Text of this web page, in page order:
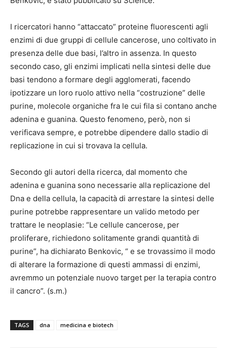
I ricercatori hanno “attaccato” proteine fluorescenti agli
enzimi di due gruppi di cellule cancerose, uno coltivato in
presenza delle due basi, l’altro in assenza. In questo
secondo caso, gli enzimi implicati nella sintesi delle due
basi tendono a formare degli agglomerati, facendo
ipotizzare un loro ruolo attivo nella “costruzione” delle
purine, molecole organiche fra le cui fila si contano anche
adenina e guanina. Questo fenomeno, però, non si
verificava sempre, e potrebbe dipendere dallo stadio di
replicazione in cui si trovava la cellula.
Secondo gli autori della ricerca, dal momento che
adenina e guanina sono necessarie alla replicazione del
Dna e della cellula, la capacità di arrestare la sintesi delle
purine potrebbe rappresentare un valido metodo per
trattare le neoplasie: “Le cellule cancerose, per
proliferare, richiedono solitamente grandi quantità di
purine”, ha dichiarato Benkovic, “ e se trovassimo il modo
di alterare la formazione di questi ammassi di enzimi,
avremmo un potenziale nuovo target per la terapia contro
il cancro”. (s.m.)
TAGS dna medicina e biotech